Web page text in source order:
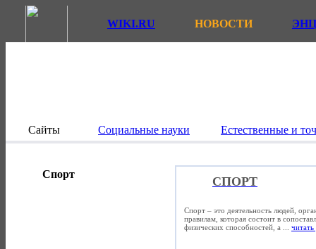
WIKI.RU НОВОСТИ
Сайты Социальные науки Естественные и
Спорт
СПОРТ
Спорт – это деятельность людей,
правилам, которая состоит в
физических способностей, а ... читать